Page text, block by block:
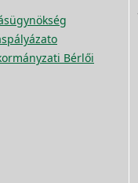
Bérlői